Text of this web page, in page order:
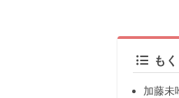
も
加藤未